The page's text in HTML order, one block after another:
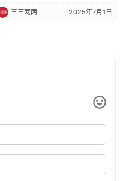
三三两两 2025年7月1日